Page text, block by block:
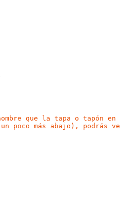
que la tapa o tapón
poco más abajo), podrás